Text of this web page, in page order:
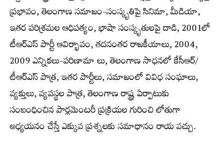
ప్రభావం, తెలంగాణ సమాజం-సంస్కృతిపై సినిమా, మీడియా,
ఇతర పరిశ్రమల ఆధిపత్యం, భాషా సంస్కృతులపై దాడి, 2001లో
టీఆర్‌ఎస్ పార్టీ ఆవిర్భావం, తదనంతర రాజకీయాలు, 2004,
2009 ఎన్నికలు-పరిణామా లు, తెలంగాణ సాధనలో కేసీఆర్‌/
టీఆర్‌ఎస్ పాత్ర, ఇతర పార్టీలు, సమాజంలో వివిధ సంఘాలు,
వ్యక్తులు, వ్యవస్థల పాత్ర, తెలంగాణ రాష్ట్ర ఏర్పాటుకు
సంబంధించిన పార్లమెంటరీ ప్రక్రియల గురించి లోతుగా
అధ్యయనం చేస్తే ఎక్కువ ప్రశ్నలకు సమాధానం రాయ వచ్చు.